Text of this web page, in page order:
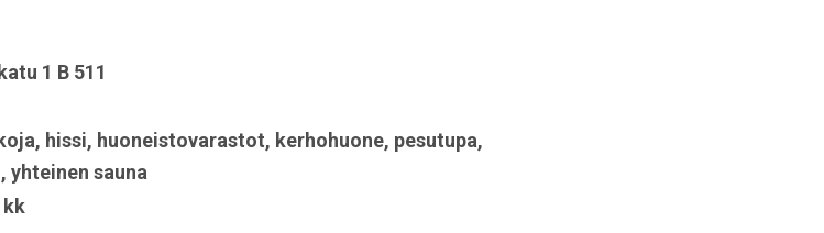
1 B 511
, hissi, huoneistovarastot, kerhohuone, pesutupa,
, yhteinen sauna
kk